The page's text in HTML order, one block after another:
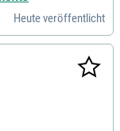
insbes
Zu dei
un
führst d
und züchtest Ve
Bewirb dich jet
Tiere bei!
Heute veröffentlicht